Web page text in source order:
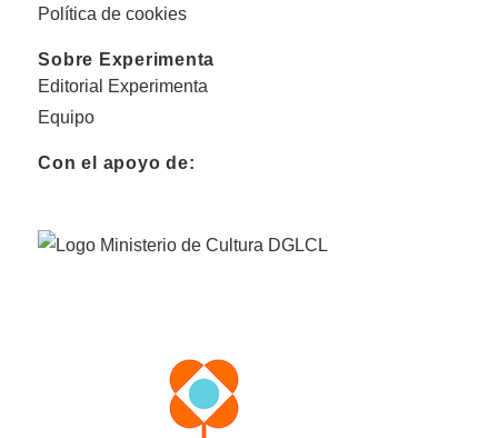
Política de cookies
Sobre Experimenta
Editorial Experimenta
Equipo
Con el apoyo de: